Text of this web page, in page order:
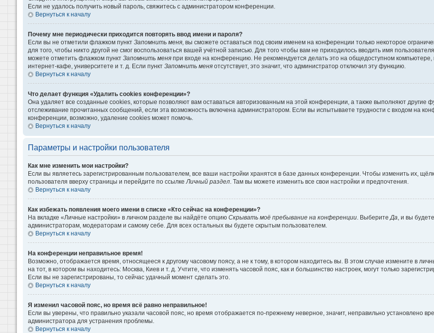
Если не удалось получить новый пароль, свяжитесь с администратором конференции.
Вернуться к началу
Почему мне периодически приходится повторять ввод имени и пароля?
Если вы не отметили флажком пункт Запомнить меня , вы сможете оставаться под своим именем на конференции только некоторое
для того, чтобы никто другой не смог воспользоваться вашей учётной записью. Для того чтобы вам не приходилось вводить имя
можете отметить флажком пункт Запомнить меня при входе на конференцию. Не рекомендуется делать это на общедоступном компьютере,
интернет-кафе, университете и т. д. Если пункт Запомнить меня отсутствует, это значит, что администратор отключил эту функцию.
Вернуться к началу
Что делает функция «Удалить cookies конференции»?
Она удаляет все созданные cookies, которые позволяют вам оставаться авторизованным на этой конференции, а также выполняют другие
отслеживание прочитанных сообщений, если эта возможность включена администратором. Если вы испытываете трудности с входом на
конференции, возможно, удаление cookies может помочь.
Вернуться к началу
Параметры и настройки пользователя
Как мне изменить мои настройки?
Если вы являетесь зарегистрированным пользователем, все ваши настройки хранятся в базе данных конференции. Чтобы изменить их,
пользователя вверху страницы и перейдите по ссылке Личный раздел . Там вы можете изменить все свои настройки и предпочтения.
Вернуться к началу
Как избежать появления моего имени в списке «Кто сейчас на конференции»?
На вкладке «Личные настройки» в личном разделе вы найдёте опцию Скрывать моё пребывание на конференции . Выберите Да , и вы
администраторам, модераторам и самому себе. Для всех остальных вы будете скрытым пользователем.
Вернуться к началу
На конференции неправильное время!
Возможно, отображается время, относящееся к другому часовому поясу, а не к тому, в котором находитесь вы. В этом случае измените в
на тот, в котором вы находитесь: Москва, Киев и т. д. Учтите, что изменять часовой пояс, как и большинство настроек, могут только
Если вы не зарегистрированы, то сейчас удачный момент сделать это.
Вернуться к началу
Я изменил часовой пояс, но время всё равно неправильное!
Если вы уверены, что правильно указали часовой пояс, но время отображается по-прежнему неверное, значит, неправильно установлено
администратора для устранения проблемы.
Вернуться к началу